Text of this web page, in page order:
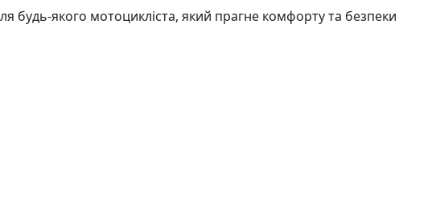
якого мотоцикліста, який прагне комфорту та безпеки